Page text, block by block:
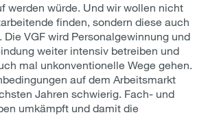
werden würde. Und wir wollen nicht
finden, sondern diese auch
VGF wird Personalgewinnung und
weiter intensiv betreiben und
mal unkonventionelle Wege gehen.
auf dem Arbeitsmarkt
Jahren schwierig. Fach- und
umkämpft und damit die